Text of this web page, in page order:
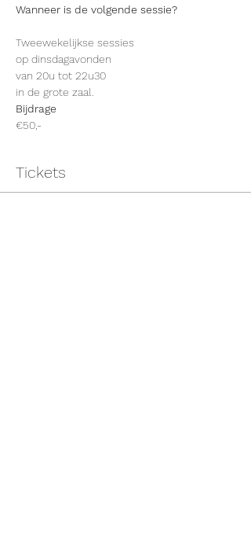
Wanneer is de volgende sessie?
Tweewekelijkse sessies
op dinsdagavonden
van 20u tot 22u30
in de grote zaal.
Bijdrage
€50,-
Tickets